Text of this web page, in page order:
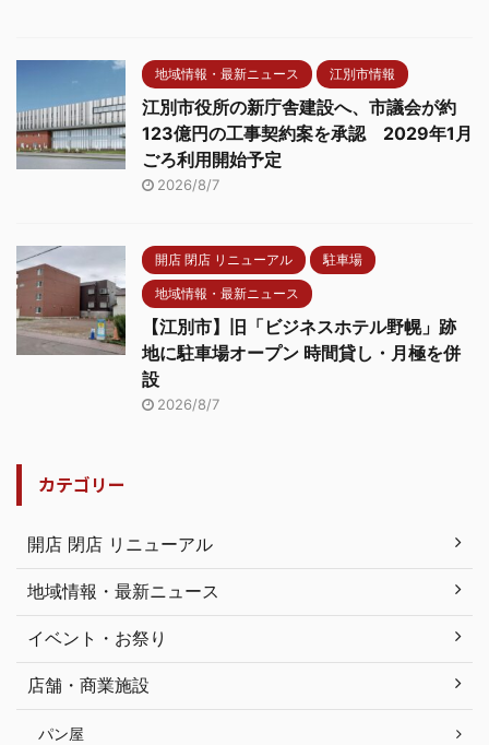
地域情報・最新ニュース 江別市情報
江別市役所の新庁舎建設へ、市議会が約
123億円の工事契約案を承認 2029年1月
ごろ利用開始予定
2026/8/7
開店 閉店 リニューアル 駐車場
地域情報・最新ニュース
【江別市】旧「ビジネスホテル野幌」跡
地に駐車場オープン 時間貸し・月極を併
設
2026/8/7
カテゴリー
開店 閉店 リニューアル
地域情報・最新ニュース
イベント・お祭り
店舗・商業施設
パン屋